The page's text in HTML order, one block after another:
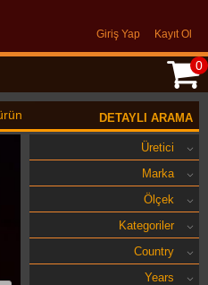
Giriş Yap Kayıt Ol
0
değildir. 14 Yaş üstü için
DETAYLI ARAMA
Üretici
Marka
Ölçek
Kategoriler
Country
Years